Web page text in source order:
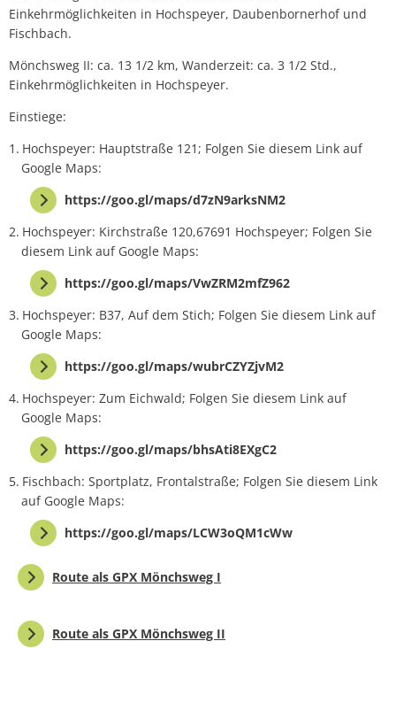
Einkehrmöglichkeiten in Hochspeyer, Daubenbornerhof und
Fischbach.
Mönchsweg II: ca. 13 1/2 km, Wanderzeit: ca. 3 1/2 Std.,
Einkehrmöglichkeiten in Hochspeyer.
Einstiege:
Hochspeyer: Hauptstraße 121; Folgen Sie diesem Link auf
Google Maps:
https://goo.gl/maps/d7zN9arksNM2
Hochspeyer: Kirchstraße 120,67691 Hochspeyer; Folgen Sie
diesem Link auf Google Maps:
https://goo.gl/maps/VwZRM2mfZ962
Hochspeyer: B37, Auf dem Stich; Folgen Sie diesem Link auf
Google Maps:
https://goo.gl/maps/wubrCZYZjvM2
Hochspeyer: Zum Eichwald; Folgen Sie diesem Link auf
Google Maps:
https://goo.gl/maps/bhsAti8EXgC2
Fischbach: Sportplatz, Frontalstraße; Folgen Sie diesem Link
auf Google Maps:
https://goo.gl/maps/LCW3oQM1cWw
Route als GPX Mönchsweg I
Route als GPX Mönchsweg II